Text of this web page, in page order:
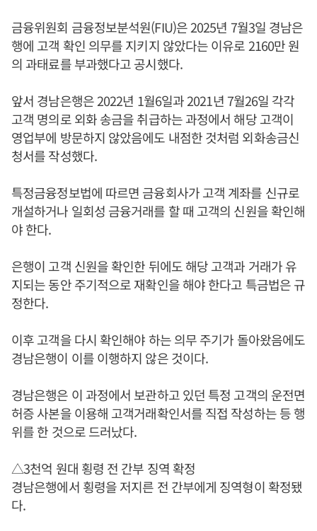
금융위원회 금융정보분석원(FIU)은 2025년 7월3일 경남은
행에 고객 확인 의무를 지키지 않았다는 이유로 2160만 원
의 과태료를 부과했다고 공시했다.
앞서 경남은행은 2022년 1월6일과 2021년 7월26일 각각
고객 명의로 외화 송금을 취급하는 과정에서 해당 고객이
영업부에 방문하지 않았음에도 내점한 것처럼 외화송금신
청서를 작성했다.
특정금융정보법에 따르면 금융회사가 고객 계좌를 신규로
개설하거나 일회성 금융거래를 할 때 고객의 신원을 확인해
야 한다.
은행이 고객 신원을 확인한 뒤에도 해당 고객과 거래가 유
지되는 동안 주기적으로 재확인을 해야 한다고 특금법은 규
정한다.
이후 고객을 다시 확인해야 하는 의무 주기가 돌아왔음에도
경남은행이 이를 이행하지 않은 것이다.
경남은행은 이 과정에서 보관하고 있던 특정 고객의 운전면
허증 사본을 이용해 고객거래확인서를 직접 작성하는 등 행
위를 한 것으로 드러났다.
△3천억 원대 횡령 전 간부 징역 확정
경남은행에서 횡령을 저지른 전 간부에게 징역형이 확정됐
다.